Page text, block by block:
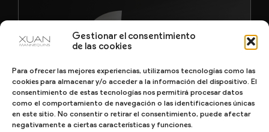
Gestionar el consentimiento
de las cookies
Para ofrecer las mejores experiencias, utilizamos tecnologías como las
cookies para almacenar y/o acceder a la información del dispositivo. El
consentimiento de estas tecnologías nos permitirá procesar datos
como el comportamiento de navegación o las identificaciones únicas
en este sitio. No consentir o retirar el consentimiento, puede afectar
negativamente a ciertas características y funciones.